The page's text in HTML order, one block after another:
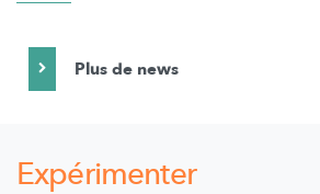
Plus de news
Expérimenter